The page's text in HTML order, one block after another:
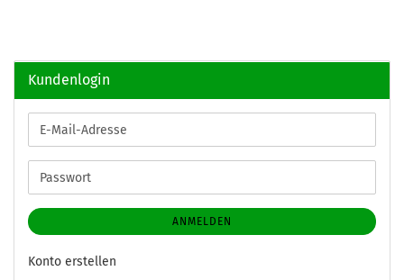
Kundenlogin
E-
Mail-
Adresse
Passwort
ANMELDEN
Konto erstellen